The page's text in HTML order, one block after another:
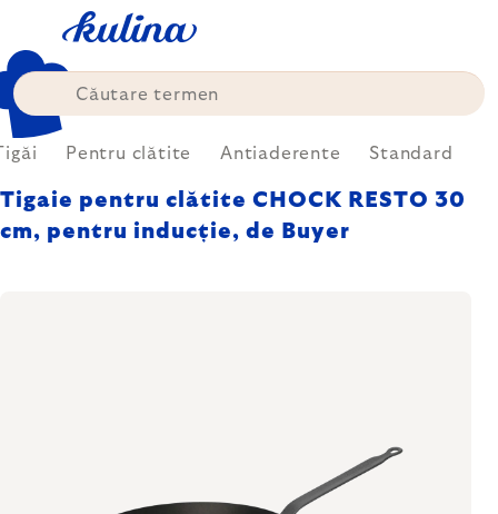
conținut
Pentru clătite Antiaderente Standard
Tigaie pentru clătite CHOCK RESTO 30
cm, pentru inducție, de Buyer